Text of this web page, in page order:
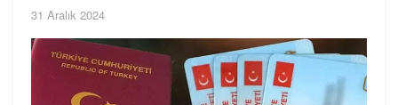
31 Aralık 2024